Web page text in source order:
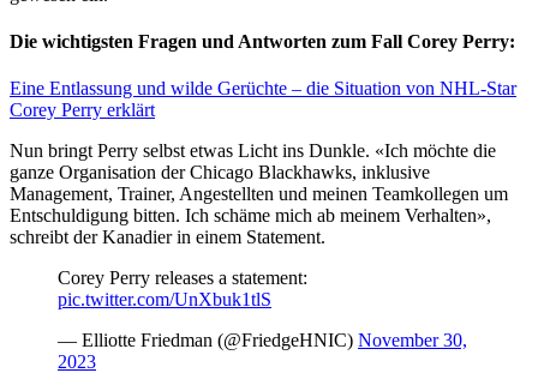
Die wichtigsten Fragen und Antworten zum Fall Corey Perry:
Eine Entlassung und wilde Gerüchte – die Situation von NHL-Star
Corey Perry erklärt
Nun bringt Perry selbst etwas Licht ins Dunkle. «Ich möchte die
ganze Organisation der Chicago Blackhawks, inklusive
Management, Trainer, Angestellten und meinen Teamkollegen um
Entschuldigung bitten. Ich schäme mich ab meinem Verhalten»,
schreibt der Kanadier in einem Statement.
Corey Perry releases a statement:
pic.twitter.com/UnXbuk1tlS
— Elliotte Friedman (@FriedgeHNIC) November 30,
2023